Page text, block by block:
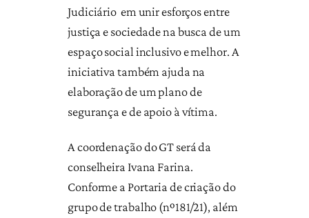
Judiciário em unir esforços entre
justiça e sociedade na busca de um
espaço social inclusivo e melhor. A
iniciativa também ajuda na
elaboração de um plano de
segurança e de apoio à vítima.
A coordenação do GT será da
conselheira Ivana Farina.
Conforme a Portaria de criação do
grupo de trabalho (nº181/21), além